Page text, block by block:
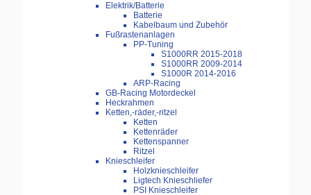
Elektrik/Batterie
Batterie
Kabelbaum und Zubehör
Fußrastenanlagen
PP-Tuning
S1000RR 2015-2018
S1000RR 2009-2014
S1000R 2014-2016
ARP-Racing
GB-Racing Motordeckel
Heckrahmen
Ketten,-räder,-ritzel
Ketten
Kettenräder
Kettenspanner
Ritzel
Knieschleifer
Holzknieschleifer
Ligtech Knieschliefer
PSI Knieschleifer